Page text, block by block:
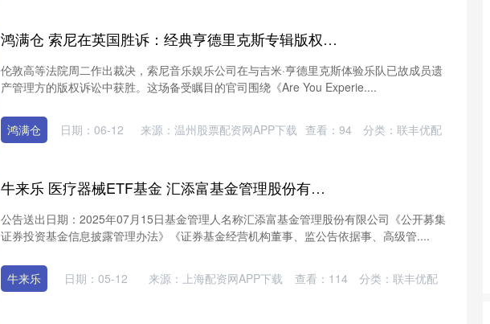
鸿满仓 索尼在英国胜诉：经典亨德里克斯专辑版权之争尘埃落定
伦敦高等法院周二作出裁决，索尼音乐娱乐公司在与吉米·亨德里克斯体验乐队已故成员遗
产管理方的版权诉讼中获胜。这场备受瞩目的官司围绕《Are You Experie....
鸿满仓 日期：06-12 来源：温州股票配资网APP下载 查看：94 分类：联丰优配
牛来乐 医疗器械ETF基金 汇添富基金管理股份有限公司关于董事长变更的公告
公告送出日期：2025年07月15日基金管理人名称汇添富基金管理股份有限公司《公开募集
证券投资基金信息披露管理办法》《证券基金经营机构董事、监公告依据事、高级管....
牛来乐 日期：05-12 来源：上海配资网APP下载 查看： 114 分类：联丰优配